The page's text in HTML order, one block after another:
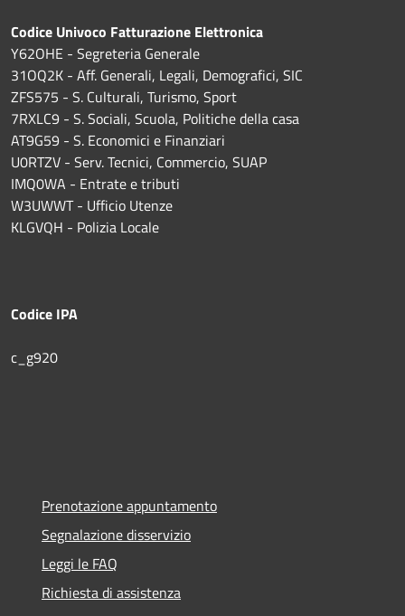
Codice Univoco Fatturazione Elettronica
Y62OHE - Segreteria Generale
31OQ2K - Aff. Generali, Legali, Demografici, SIC
ZFS575 - S. Culturali, Turismo, Sport
7RXLC9 - S. Sociali, Scuola, Politiche della casa
AT9G59 - S. Economici e Finanziari
U0RTZV - Serv. Tecnici, Commercio, SUAP
IMQ0WA - Entrate e tributi
W3UWWT - Ufficio Utenze
KLGVQH - Polizia Locale
Codice IPA
c_g920
Prenotazione appuntamento
Segnalazione disservizio
Leggi le FAQ
Richiesta di assistenza